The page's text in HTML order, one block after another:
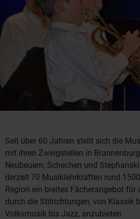
Seit über 60 Jahren stellt sich die
mit ihren Zweigstellen in
Neubeuern, Schechen und
derzeit 70 Musiklehrkräften rund
Region ein breites Fächerangebot für
durch die Stilrichtungen, von Klassik
Volksmusik bis Jazz, anzubieten.